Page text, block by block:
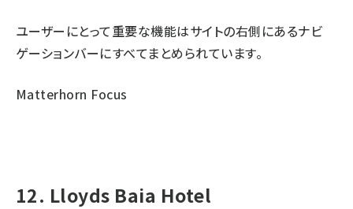
ユーザーにとって重要な機能はサイトの右側にあるナビ
ゲーションバーにすべてまとめられています。
Matterhorn Focus
12. Lloyds Baia Hotel